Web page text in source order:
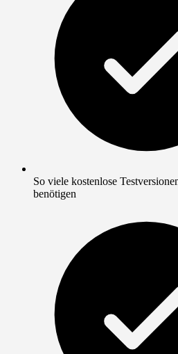
So viele kostenlose
benötigen